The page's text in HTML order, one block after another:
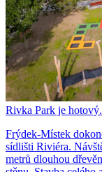
Rivka Park je
Frýdek-Místek
sídlišti Riviéra.
metrů dlouhou